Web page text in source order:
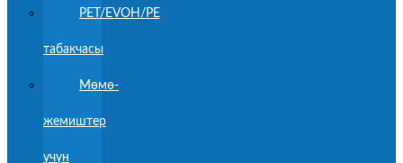
PET/EVOH/PE
табакчасы
Мөмө-
жемиштер
үчүн